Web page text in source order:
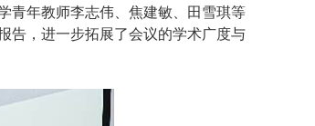
青年教师李志伟、焦建敏、田雪琪等
告，进一步拓展了会议的学术广度与